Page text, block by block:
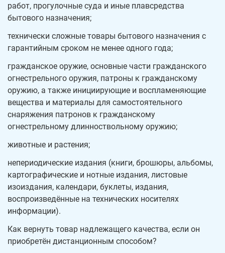
работ, прогулочные суда и иные плавсредства
бытового назначения;
технически сложные товары бытового назначения с
гарантийным сроком не менее одного года;
гражданское оружие, основные части гражданского
огнестрельного оружия, патроны к гражданскому
оружию, а также инициирующие и воспламеняющие
вещества и материалы для самостоятельного
снаряжения патронов к гражданскому
огнестрельному длинноствольному оружию;
животные и растения;
непериодические издания (книги, брошюры, альбомы,
картографические и нотные издания, листовые
изоиздания, календари, буклеты, издания,
воспроизведённые на технических носителях
информации).
Как вернуть товар надлежащего качества, если он
приобретён дистанционным способом?